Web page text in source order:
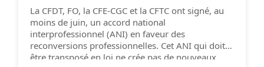
La CFDT, FO, la CFE-CGC et la CFTC ont signé, au
moins de juin, un accord national
interprofessionnel (ANI) en faveur des
reconversions professionnelles. Cet ANI qui doit
être transposé en loi ne crée pas de nouveaux